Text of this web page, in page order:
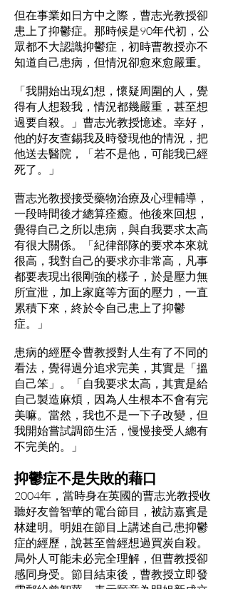
但在事業如日方中之際，曹志光教授卻
患上了抑鬱症。那時候是90年代初，公
眾都不大認識抑鬱症，初時曹教授亦不
知道自己患病，但情況卻愈來愈嚴重。
「我開始出現幻想，懷疑周圍的人，覺
得有人想殺我，情況都幾嚴重，甚至想
過要自殺。」曹志光教授憶述。幸好，
他的好友查錫我及時發現他的情況，把
他送去醫院，「若不是他，可能我已經
死了。」
曹志光教授接受藥物治療及心理輔導，
一段時間後才總算痊癒。他後來回想，
覺得自己之所以患病，與自我要求太高
有很大關係。「紀律部隊的要求本來就
很高，我對自己的要求亦非常高，凡事
都要表現出很剛強的樣子，於是壓力無
所宣泄，加上家庭等方面的壓力，一直
累積下來，終於令自己患上了抑鬱
症。」
患病的經歷令曹教授對人生有了不同的
看法，覺得過分追求完美，其實是「搵
自己笨」。「自我要求太高，其實是給
自己製造麻煩，因為人生根本不會有完
美嘛。當然，我也不是一下子改變，但
我開始嘗試調節生活，慢慢接受人總有
不完美的。」
抑鬱症不是失敗的藉口
2004年，當時身在英國的曹志光教授收
聽好友曾智華的電台節目，被訪嘉賓是
林建明。明姐在節目上講述自己患抑鬱
症的經歷，說甚至曾經想過買炭自殺。
局外人可能未必完全理解，但曹教授卻
感同身受。節目結束後，曹教授立即發